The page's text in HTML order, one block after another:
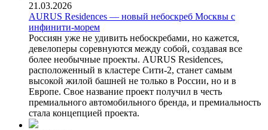
21.03.2026
AURUS Residences — новый небоскреб Москвы с
инфинити-морем
Россиян уже не удивить небоскребами, но кажется,
девелоперы соревнуются между собой, создавая все
более необычные проекты. AURUS Residences,
расположенный в кластере Сити-2, станет самым
высокой жилой башней не только в России, но и в
Европе. Свое название проект получил в честь
премиального автомобильного бренда, и премиальность
стала концепцией проекта.